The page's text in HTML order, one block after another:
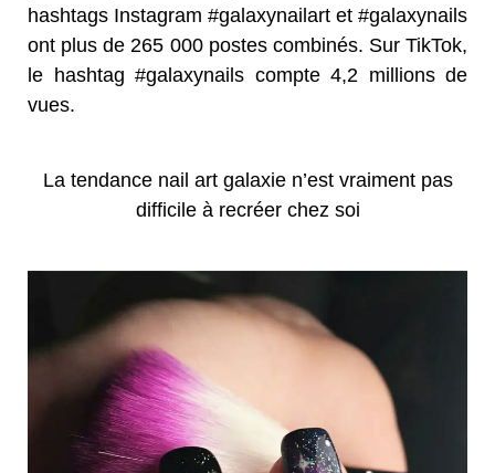
hashtags Instagram #galaxynailart et #galaxynails
ont plus de 265 000 postes combinés. Sur TikTok,
le hashtag #galaxynails compte 4,2 millions de
vues.
La tendance nail art galaxie n’est vraiment pas
difficile à recréer chez soi